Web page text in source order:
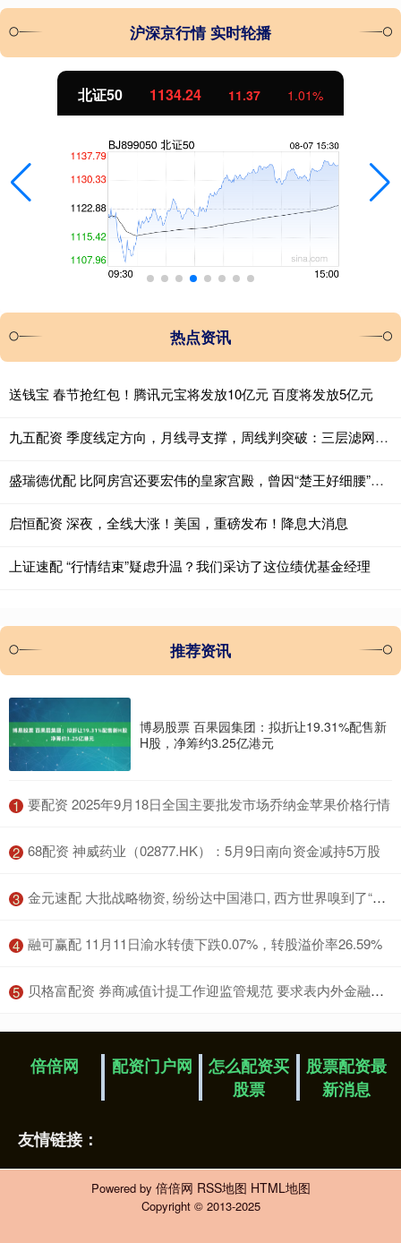
沪深京行情 实时轮播
北证50 1134.24 11.37 1.01%
热点资讯
送钱宝 春节抢红包！腾讯元宝将发放10亿元 百度将发放5亿元
九五配资 季度线定方向，月线寻支撑，周线判突破：三层滤网捕捉主升浪
盛瑞德优配 比阿房宫还要宏伟的皇家宫殿，曾因“楚王好细腰”而闻名于世
启恒配资 深夜，全线大涨！美国，重磅发布！降息大消息
上证速配 “行情结束”疑虑升温？我们采访了这位绩优基金经理
推荐资讯
博易股票 百果园集团：拟折让19.31%配售新
H股，净筹约3.25亿港元
1 ​要配资 2025年9月18日全国主要批发市场乔纳金苹果价格行情
2 ​68配资 神威药业（02877.HK）：5月9日南向资金减持5万股
3 ​金元速配 大批战略物资, 纷纷达中国港口, 西方世界嗅到了“不寻常”的味道
4 ​融可赢配 11月11日渝水转债下跌0.07%，转股溢价率26.59%
5 ​贝格富配资 券商减值计提工作迎监管规范 要求表内外金融工具全覆盖
倍倍网 配资门户网
怎么配资买
股票
股票配资最
新消息
友情链接：
Powered by 倍倍网 RSS地图 HTML地图
Copyright © 2013-2025